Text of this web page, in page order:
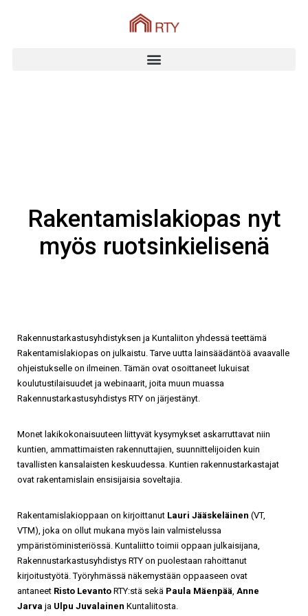
Rakentamislakiopas nyt
myös ruotsinkielisenä
Rakennustarkastusyhdistyksen ja Kuntaliiton yhdessä teettämä
Rakentamislakiopas on julkaistu. Tarve uutta lainsäädäntöä avaavalle
ohjeistukselle on ilmeinen. Tämän ovat osoittaneet lukuisat
koulutustilaisuudet ja webinaarit, joita muun muassa
Rakennustarkastusyhdistys RTY on järjestänyt.
Monet lakikokonaisuuteen liittyvät kysymykset askarruttavat niin
kuntien, ammattimaisten rakennuttajien, suunnittelijoiden kuin
tavallisten kansalaisten keskuudessa. Kuntien rakennustarkastajat
ovat rakentamislain ensisijaisia soveltajia.
Rakentamislakioppaan on kirjoittanut Lauri Jääskeläinen (VT,
VTM), joka on ollut mukana myös lain valmistelussa
ympäristöministeriössä. Kuntaliitto toimii oppaan julkaisijana,
Rakennustarkastusyhdistys RTY on puolestaan rahoittanut
kirjoitustyötä. Työryhmässä näkemystään oppaaseen ovat
antaneet Risto Levanto RTY:stä sekä Paula Mäenpää,Anne
Jarva ja Ulpu Juvalainen Kuntaliitosta.